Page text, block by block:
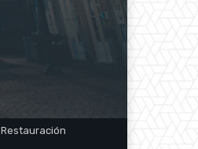
Restauración